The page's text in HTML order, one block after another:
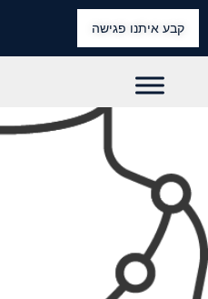
קבע איתנו פגישה